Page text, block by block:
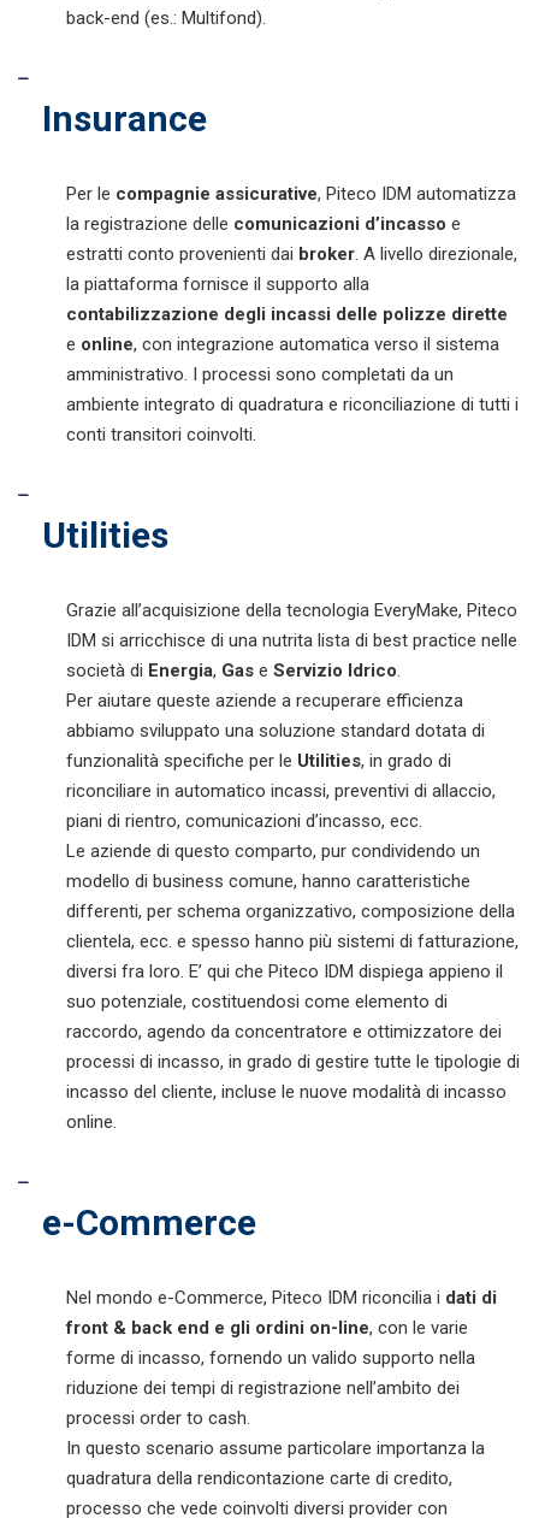
back-end (es.: Multifond).
Insurance
Per le compagnie assicurative, Piteco IDM automatizza
la registrazione delle comunicazioni d’incasso e
estratti conto provenienti dai broker. A livello direzionale,
la piattaforma fornisce il supporto alla
contabilizzazione degli incassi delle polizze dirette
e online, con integrazione automatica verso il sistema
amministrativo. I processi sono completati da un
ambiente integrato di quadratura e riconciliazione di tutti i
conti transitori coinvolti.
Utilities
Grazie all’acquisizione della tecnologia EveryMake, Piteco
IDM si arricchisce di una nutrita lista di best practice nelle
società di Energia, Gas e Servizio Idrico.
Per aiutare queste aziende a recuperare efficienza
abbiamo sviluppato una soluzione standard dotata di
funzionalità specifiche per le Utilities, in grado di
riconciliare in automatico incassi, preventivi di allaccio,
piani di rientro, comunicazioni d’incasso, ecc.
Le aziende di questo comparto, pur condividendo un
modello di business comune, hanno caratteristiche
differenti, per schema organizzativo, composizione della
clientela, ecc. e spesso hanno più sistemi di fatturazione,
diversi fra loro. E’ qui che Piteco IDM dispiega appieno il
suo potenziale, costituendosi come elemento di
raccordo, agendo da concentratore e ottimizzatore dei
processi di incasso, in grado di gestire tutte le tipologie di
incasso del cliente, incluse le nuove modalità di incasso
online.
e-Commerce
Nel mondo e-Commerce, Piteco IDM riconcilia i dati di
front & back end e gli ordini on-line, con le varie
forme di incasso, fornendo un valido supporto nella
riduzione dei tempi di registrazione nell’ambito dei
processi order to cash.
In questo scenario assume particolare importanza la
quadratura della rendicontazione carte di credito,
processo che vede coinvolti diversi provider con